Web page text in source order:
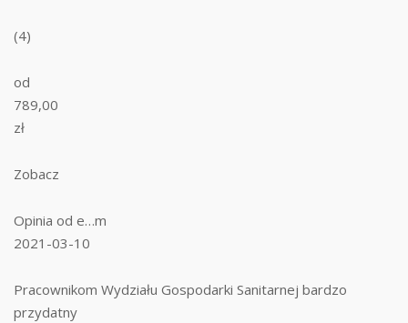
(4)
od
789,00
zł
Zobacz
Opinia od e…m
2021-03-10
Pracownikom Wydziału Gospodarki Sanitarnej bardzo
przydatny